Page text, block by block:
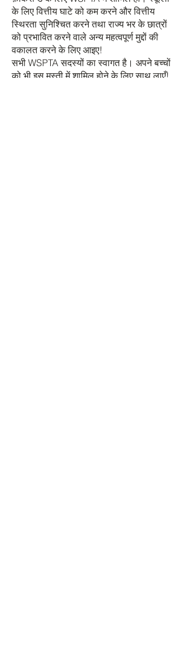
के लिए वित्तीय घाटे को कम करने और वित्तीय
स्थिरता सुनिश्चित करने तथा राज्य भर के छात्रों
को प्रभावित करने वाले अन्य महत्वपूर्ण मुद्दों की
वकालत करने के लिए आइए!
सभी WSPTA सदस्यों का स्वागत है। अपने बच्चों
को भी इस मस्ती में शामिल होने के लिए साथ लाएँ!